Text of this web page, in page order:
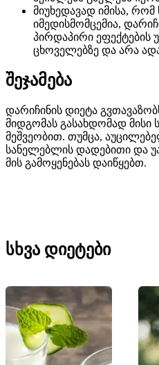
მიუხედავად იმისა, რომ
იმედისმომცემია,
პირდაპირი ეფექტების
ცხოველებზე და არა
შეჯამება
დარიჩინის დიეტა
მიდგომას გასახდომად მისი
მეშვეობით. თუმცა,
სანელებლის დადებითი და
მის გამოყენებას დაიწყებთ.
სხვა დიეტები